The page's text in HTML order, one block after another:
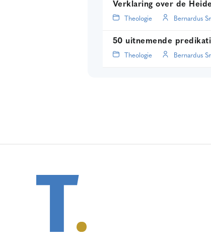
Verklaring over de
Theologie Bernardus
50 uitnemende
Theologie Bernardus